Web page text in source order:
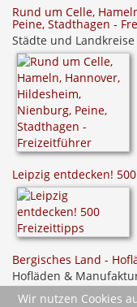
Rund um Celle,
Peine, Stadthagen -
Städte und Landkreise
Leipzig entdecken!
Bergisches Land -
Hofläden &
Wir nutzen Cookies